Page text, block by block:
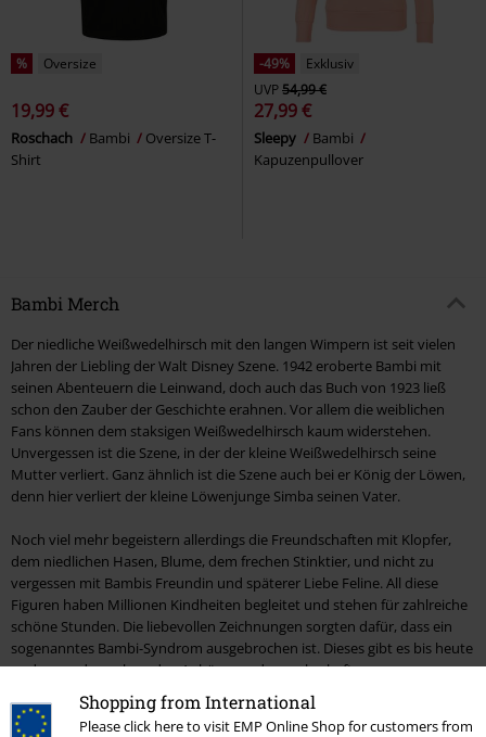
Shopping from International
Please click here to visit EMP Online Shop for customers from
% Oversize
19,99 €
Roschach Bambi
Oversize T-
Shirt
-49%
Exklusiv
UVP54,99 €
27,99 €
Sleepy
Bambi
Kapuzenpullover
Bambi Merch
Der niedliche Weißwedelhirsch mit den langen Wimpern ist seit vielen
Jahren der Liebling der Walt Disney Szene. 1942 eroberte Bambi mit
seinen Abenteuern die Leinwand, doch auch das Buch von 1923 ließ
schon den Zauber der Geschichte erahnen. Vor allem die weiblichen
Fans können dem staksigen Weißwedelhirsch kaum widerstehen.
Unvergessen ist die Szene, in der der kleine Weißwedelhirsch seine
Mutter verliert. Ganz ähnlich ist die Szene auch bei er König der Löwen,
denn hier verliert der kleine Löwenjunge Simba seinen Vater.
Noch viel mehr begeistern allerdings die Freundschaften mit Klopfer,
dem niedlichen Hasen, Blume, dem frechen Stinktier, und nicht zu
vergessen mit Bambis Freundin und späterer Liebe Feline. All diese
Figuren haben Millionen Kindheiten begleitet und stehen für zahlreiche
schöne Stunden. Die liebevollen Zeichnungen sorgten dafür, dass ein
sogenanntes Bambi-Syndrom ausgebrochen ist. Dieses gibt es bis heute
und wenn du auch zu den Anhängern des zauberhaften
Weißwedelhirsches gehörst, bist du in bester Gesellschaft und kannst
mitBambi Fanartikelnin deiner Sucht schwelgen.